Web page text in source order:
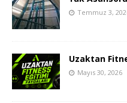
Temmuz 3,
Uzaktan
Mayıs 30, 2026